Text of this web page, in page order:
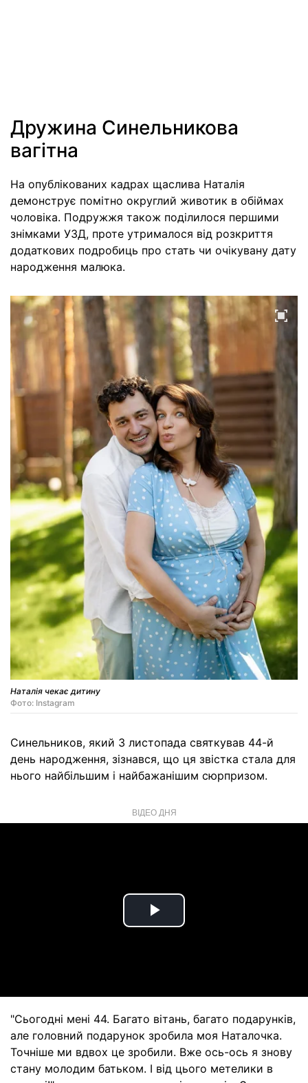
Дружина Синельникова
вагітна
На опублікованих кадрах щаслива Наталія
демонструє помітно округлий животик в обіймах
чоловіка. Подружжя також поділилося першими
знімками УЗД, проте утрималося від розкриття
додаткових подробиць про стать чи очікувану дату
народження малюка.
Наталія чекає дитину
Фото: Instagram
Синельников, який 3 листопада святкував 44-й
день народження, зізнався, що ця звістка стала для
нього найбільшим і найбажанішим сюрпризом.
ВІДЕО ДНЯ
Play
"Сьогодні мені 44. Багато вітань, багато подарунків,
але головний подарунок зробила моя Наталочка.
Точніше ми вдвох це зробили. Вже ось-ось я знову
стану молодим батьком. І від цього метелики в